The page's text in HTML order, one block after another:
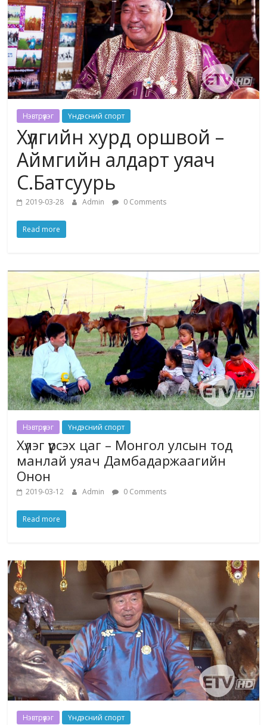
Нэвтрүүлэг Үндэсний спорт
Хүлгийн хурд оршвой –
Аймгийн алдарт уяач
С.Батсуурь
2019-03-28 Admin 0 Comments
Read more
Нэвтрүүлэг Үндэсний спорт
Хүлэг үүрсэх цаг – Монгол улсын тод
манлай уяач Дамбадаржаагийн
Онон
2019-03-12 Admin 0 Comments
Read more
Нэвтрүүлэг Үндэсний спорт